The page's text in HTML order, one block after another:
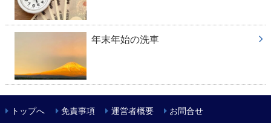
年末年始の洗車
トップへ 免責事項 運営者概要 お問合せ